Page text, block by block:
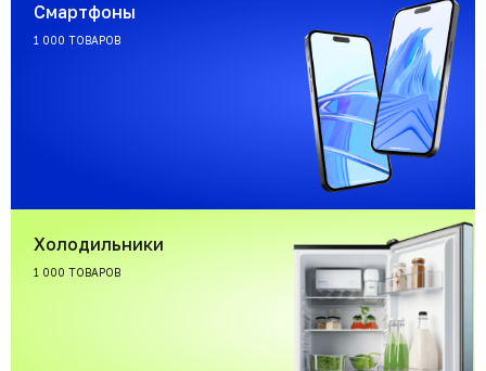
Смартфоны
1 000 ТОВАРОВ
Холодильники
1 000 ТОВАРОВ